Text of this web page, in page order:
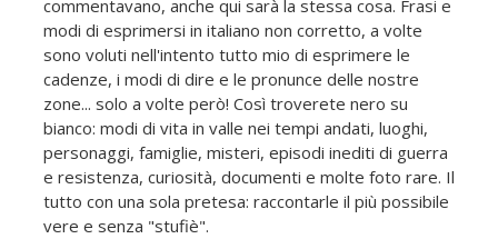
commentavano, anche qui sarà la stessa cosa. Frasi e
modi di esprimersi in italiano non corretto, a volte
sono voluti nell'intento tutto mio di esprimere le
cadenze, i modi di dire e le pronunce delle nostre
zone... solo a volte però! Così troverete nero su
bianco: modi di vita in valle nei tempi andati, luoghi,
personaggi, famiglie, misteri, episodi inediti di guerra
e resistenza, curiosità, documenti e molte foto rare. Il
tutto con una sola pretesa: raccontarle il più possibile
vere e senza "stufiè".